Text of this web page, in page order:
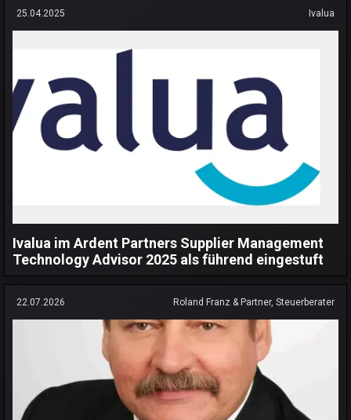
25.04.2025 Ivalua
Ivalua im Ardent Partners Supplier Management
Technology Advisor 2025 als führend eingestuft
22.07.2026 Roland Franz & Partner, Steuerberater